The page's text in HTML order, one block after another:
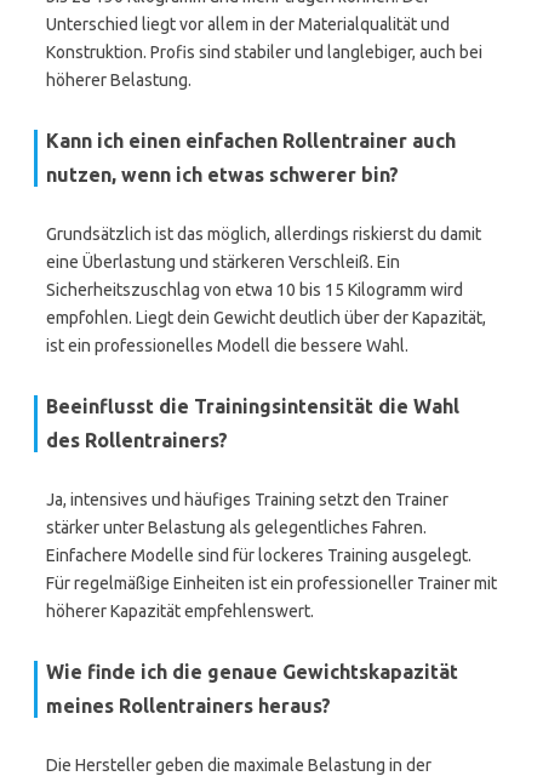
Unterschied liegt vor allem in der Materialqualität und
Konstruktion. Profis sind stabiler und langlebiger, auch bei
höherer Belastung.
Kann ich einen einfachen Rollentrainer auch
nutzen, wenn ich etwas schwerer bin?
Grundsätzlich ist das möglich, allerdings riskierst du damit
eine Überlastung und stärkeren Verschleiß. Ein
Sicherheitszuschlag von etwa 10 bis 15 Kilogramm wird
empfohlen. Liegt dein Gewicht deutlich über der Kapazität,
ist ein professionelles Modell die bessere Wahl.
Beeinflusst die Trainingsintensität die Wahl
des Rollentrainers?
Ja, intensives und häufiges Training setzt den Trainer
stärker unter Belastung als gelegentliches Fahren.
Einfachere Modelle sind für lockeres Training ausgelegt.
Für regelmäßige Einheiten ist ein professioneller Trainer mit
höherer Kapazität empfehlenswert.
Wie finde ich die genaue Gewichtskapazität
meines Rollentrainers heraus?
Die Hersteller geben die maximale Belastung in der